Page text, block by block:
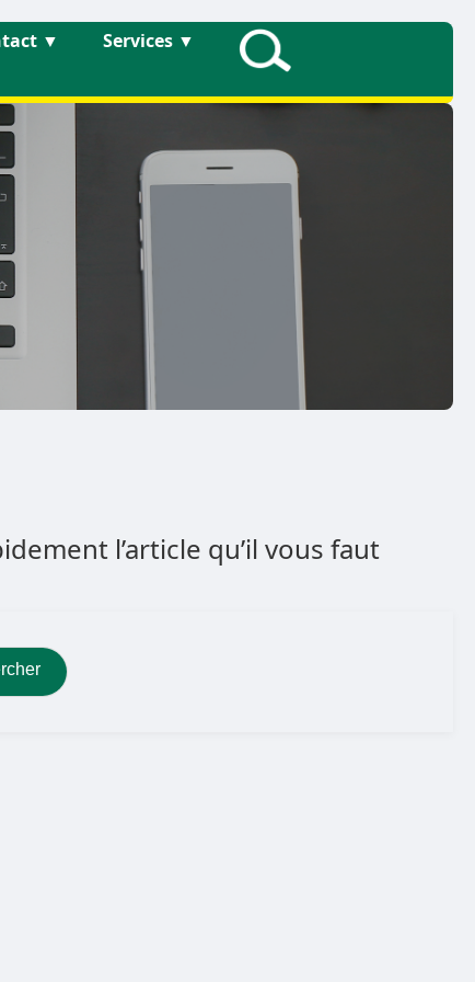
▼ Services ▼
l’article qu’il vous faut